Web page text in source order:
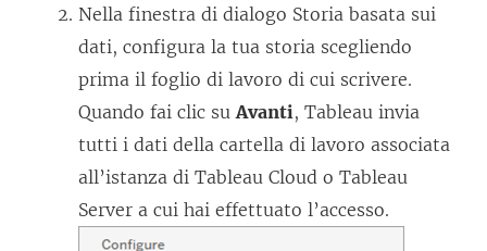
)
Nella finestra di dialogo Storia basata sui
dati, configura la tua storia scegliendo
prima il foglio di lavoro di cui scrivere.
Quando fai clic suAvanti, Tableau invia
tutti i dati della cartella di lavoro associata
all’istanza di Tableau Cloud o Tableau
Server a cui hai effettuato l’accesso.